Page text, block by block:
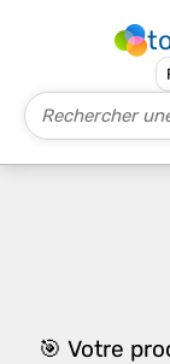
🎯 Votre